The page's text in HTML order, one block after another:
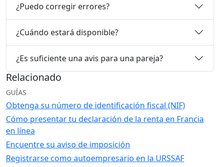
¿Puedo corregir errores?
¿Cuándo estará disponible?
¿Es suficiente una avis para una pareja?
Relacionado
GUÍAS
Obtenga su número de identificación fiscal (NIF)
Cómo presentar tu declaración de la renta en Francia
en línea
Encuentre su aviso de imposición
Registrarse como autoempresario en la URSSAF